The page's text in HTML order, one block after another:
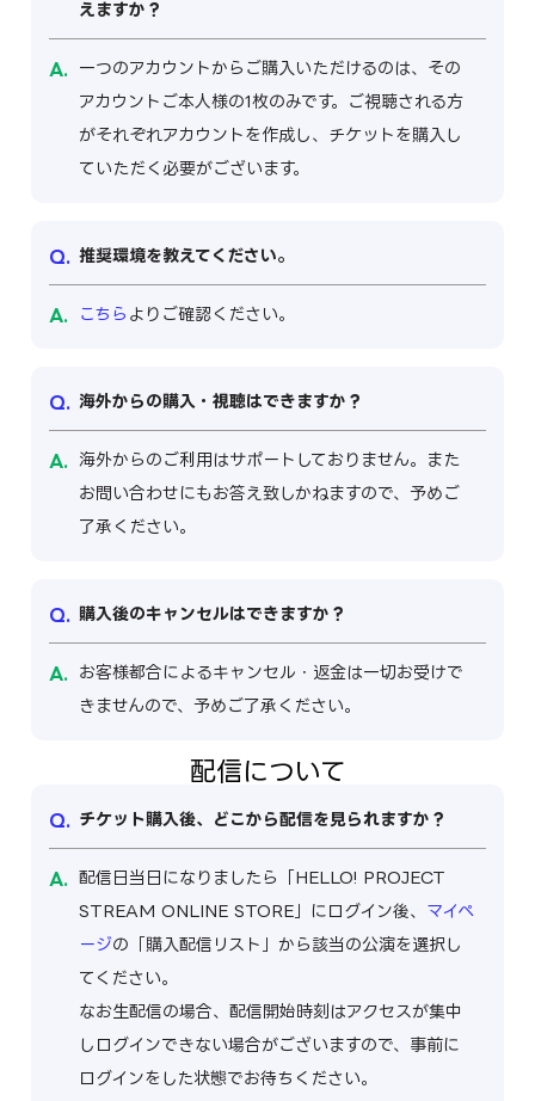
えますか？
一つのアカウントからご購入いただけるのは、その
アカウントご本人様の1枚のみです。ご視聴される方
がそれぞれアカウントを作成し、チケットを購入し
ていただく必要がございます。
推奨環境を教えてください。
こちら よりご確認ください。
海外からの購入・視聴はできますか？
海外からのご利用はサポートしておりません。また
お問い合わせにもお答え致しかねますので、予めご
了承ください。
購入後のキャンセルはできますか？
お客様都合によるキャンセル・返金は一切お受けで
きませんので、予めご了承ください。
配信について
チケット購入後、どこから配信を見られますか？
配信日当日になりましたら「HELLO! PROJECT
STREAM ONLINE STORE」にログイン後、 マイペ
ージの「購入配信リスト」から該当の公演を選択し
てください。
なお生配信の場合、配信開始時刻はアクセスが集中
しログインできない場合がございますので、事前に
ログインをした状態でお待ちください。